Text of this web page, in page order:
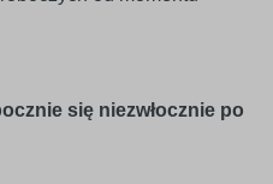
się niezwłocznie po